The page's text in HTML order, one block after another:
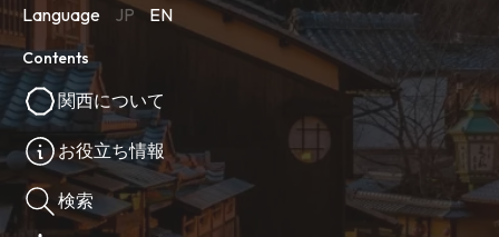
Language JP EN
Contents
関西について
お役立ち情報
検索